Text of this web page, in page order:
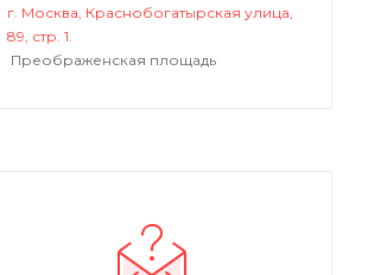
г. Москва, Краснобогатырская улица,
89, стр. 1.
Преображенская площадь